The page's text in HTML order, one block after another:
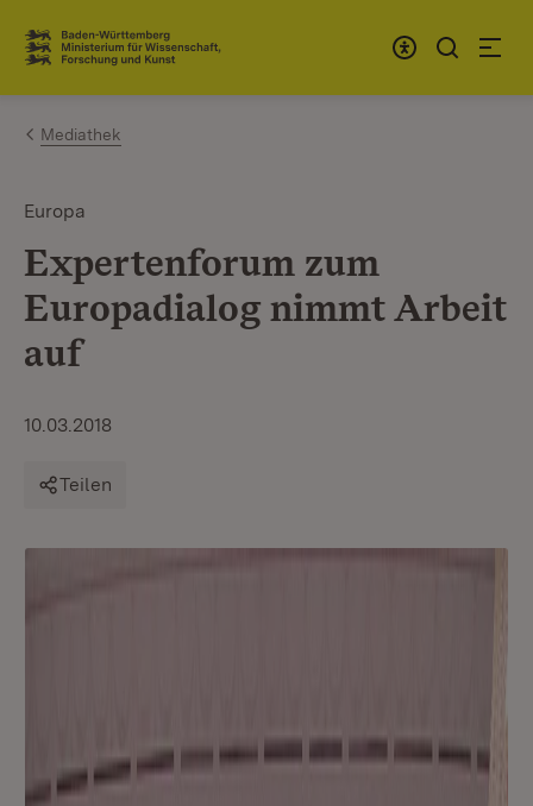
Zum Inhalt springen
Link zur Startseite
Mediathek
Europa
Expertenforum zum
Europadialog nimmt Arbeit
auf
10.03.2018
Teilen